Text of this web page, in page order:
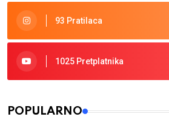
93 Pratilaca
1025 Pretplatnika
POPULARNO